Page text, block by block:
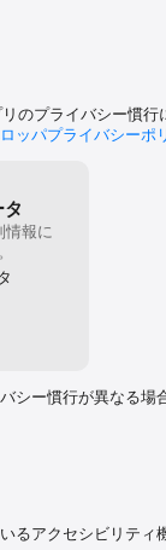
ま帰宅したい
受診したい
い
/ Diners Club /
リのプライバシー慣
ッパプライバシーポ
情報に
シー慣行が異なる場
るアクセシビリティ